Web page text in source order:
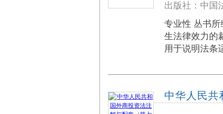
出版社：中
专业性 丛书
生法律效力的
用于说明法条
中华人民共